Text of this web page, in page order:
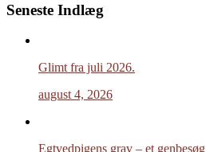
Seneste Indlæg
Glimt fra juli 2026.
august 4, 2026
Egtvedpigens grav – et genbesøg